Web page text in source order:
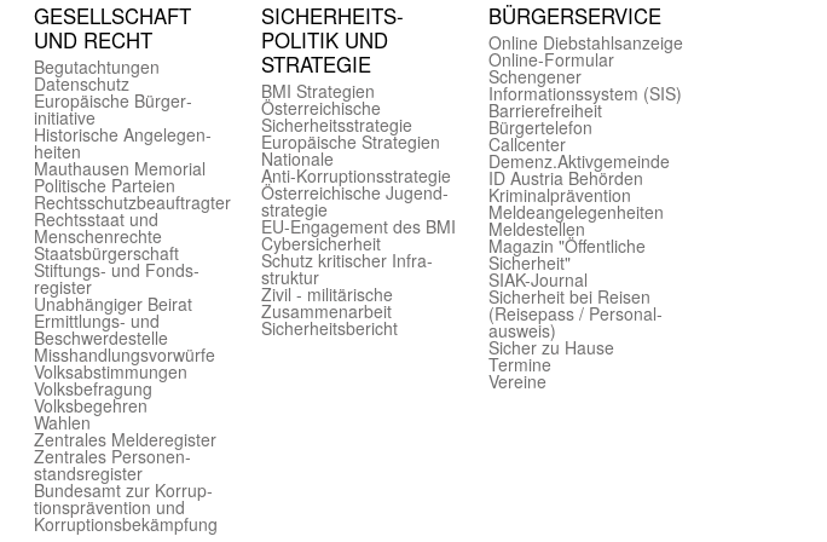
GE­SELL­SCHAFT
UND RECHT
Begut­achtungen
Daten­schutz
Europäische Bürger­
initiative
Historische Angelegen­
heiten
Mauthausen Memorial
Politische Parteien
Rechts­schutz­beauftragter
Rechts­staat und
Menschen­rechte
Staats­bürger­schaft
Stiftungs- und Fonds­
register
Unab­hängiger Beirat
Ermittlungs- und
Beschwerde­stelle
Misshandlungs­vorwürfe
Volks­abstimmungen
Volks­befragung
Volks­begehren
Wahlen
Zentrales Melde­register
Zentrales Personen­
stands­register
Bundes­amt zur Korrup­
tions­prävention und
Korrup­tions­bekämpfung
SICHER­HEITS­
POLITIK UND
STRATEGIE
BMI Strategien
Öster­reichische
Sicherheits­strategie
Europäische Strategien
Nationale
Anti-Korruptions­strategie
Öster­reichische Jugend­
strategie
EU-Engagement des BMI
Cybersicherheit
Schutz kritischer Infra­
struktur
Zivil - militärische
Zusammen­arbeit
Sicherheits­bericht
BÜRGER­SERVICE
Online Diebstahls­anzeige
Online-Formular
Schengener
Informationssystem (SIS)
Barriere­freiheit
Bürger­telefon
Call­center
Demenz.Aktiv­gemeinde
ID Austria Behörden
Kriminal­prävention
Melde­an­ge­le­gen­heiten
Meld­estellen
Magazin "Öffentliche
Sicherheit"
SIAK-Journal
Sicherheit bei Reisen
(Reise­pass / Personal­
ausweis)
Sicher zu Hause
Termine
Vereine